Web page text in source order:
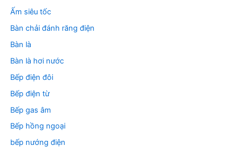
Ấm siêu tốc
Bàn chải đánh răng điện
Bàn là
Bàn là hơi nước
Bếp điện đôi
Bếp điện từ
Bếp gas âm
Bếp hồng ngoại
bếp nướng điện